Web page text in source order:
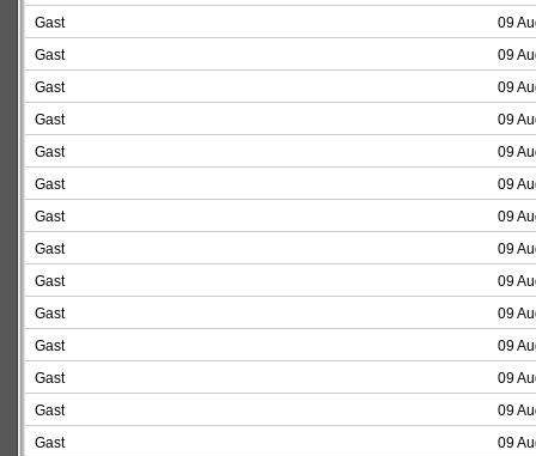
Gast
09
Gast
09
Gast
09
Gast
09
Gast
09
Gast
09
Gast
09
Gast
09
Gast
09
Gast
09
Gast
09
Gast
09
Gast
09
Gast
09